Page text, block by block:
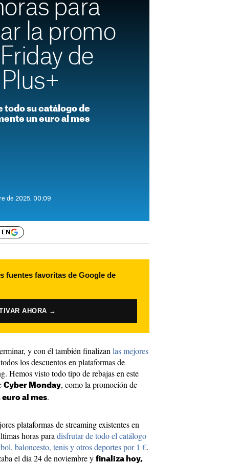
para
la promo
de
todo su catálogo de
un euro al mes
de 2025. 00:09
fuentes favoritas de Google de
AHORA →
y con él también finalizan las mejores
los descuentos en plataformas de
Hemos visto todo tipo de rebajas en este
Cyber Monday, como la promoción de
al mes.
plataformas de streaming existentes en
horas para disfrutar de todo el catálogo
baloncesto, tenis y otros deportes por 1 €.
el día 24 de noviembre y finaliza hoy,